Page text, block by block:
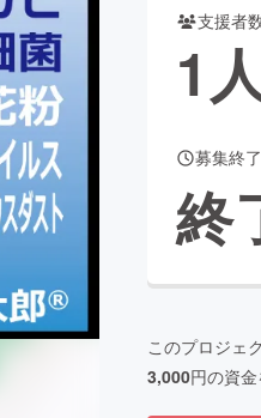
ビューティー・ヘルスケ
CAMPFIRE Creation
ya
支援者
1
募集終
終
このプロジェ
3,000円の資金